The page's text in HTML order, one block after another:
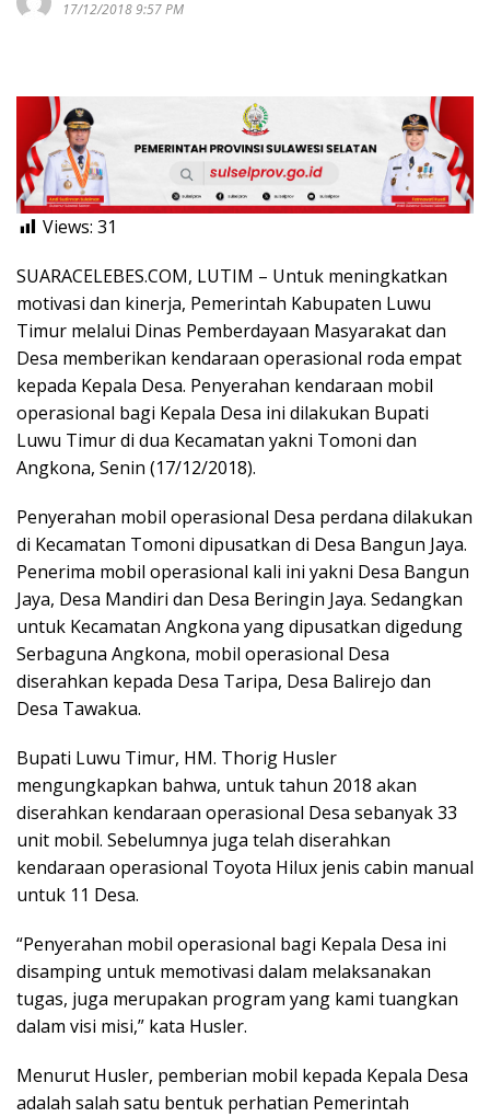
17/12/2018 9:57 PM
Views: 31
SUARACELEBES.COM, LUTIM – Untuk meningkatkan
motivasi dan kinerja, Pemerintah Kabupaten Luwu
Timur melalui Dinas Pemberdayaan Masyarakat dan
Desa memberikan kendaraan operasional roda empat
kepada Kepala Desa. Penyerahan kendaraan mobil
operasional bagi Kepala Desa ini dilakukan Bupati
Luwu Timur di dua Kecamatan yakni Tomoni dan
Angkona, Senin (17/12/2018).
Penyerahan mobil operasional Desa perdana dilakukan
di Kecamatan Tomoni dipusatkan di Desa Bangun Jaya.
Penerima mobil operasional kali ini yakni Desa Bangun
Jaya, Desa Mandiri dan Desa Beringin Jaya. Sedangkan
untuk Kecamatan Angkona yang dipusatkan digedung
Serbaguna Angkona, mobil operasional Desa
diserahkan kepada Desa Taripa, Desa Balirejo dan
Desa Tawakua.
Bupati Luwu Timur, HM. Thorig Husler
mengungkapkan bahwa, untuk tahun 2018 akan
diserahkan kendaraan operasional Desa sebanyak 33
unit mobil. Sebelumnya juga telah diserahkan
kendaraan operasional Toyota Hilux jenis cabin manual
untuk 11 Desa.
“Penyerahan mobil operasional bagi Kepala Desa ini
disamping untuk memotivasi dalam melaksanakan
tugas, juga merupakan program yang kami tuangkan
dalam visi misi,” kata Husler.
Menurut Husler, pemberian mobil kepada Kepala Desa
adalah salah satu bentuk perhatian Pemerintah